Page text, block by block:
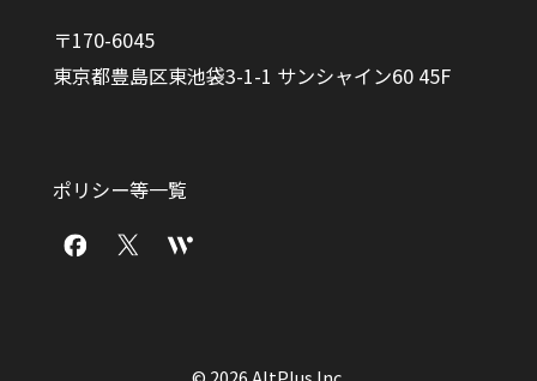
〒170-6045
東京都豊島区東池袋3-1-1 サンシャイン60 45F
ポリシー等一覧